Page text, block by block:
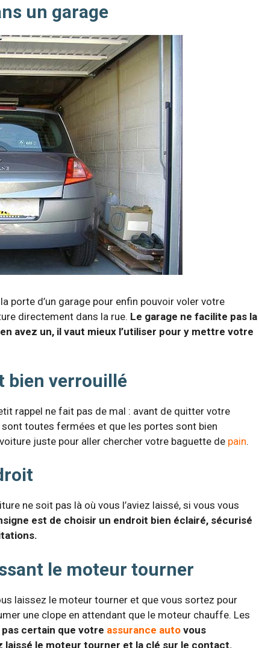
un garage
porte d’un garage pour enfin pouvoir voler votre
directement dans la rue. Le garage ne facilite pas la
avez un, il vaut mieux l’utiliser pour y mettre votre
bien verrouillé
rappel ne fait pas de mal : avant de quitter votre
toutes fermées et que les portes sont bien
juste pour aller chercher votre baguette de pain.
ne soit pas là où vous l’aviez laissé, si vous vous
est de choisir un endroit bien éclairé, sécurisé
le moteur tourner
laissez le moteur tourner et que vous sortez pour
une clope en attendant que le moteur chauffe. Les
pas certain que votre assurance auto vous
laissé le moteur tourner et la clé sur le contact.